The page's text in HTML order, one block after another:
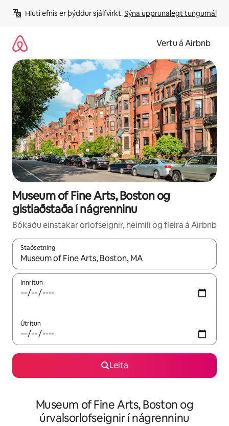
beint
Hluti efnis er þýddur sjálfvirkt. Sýna upprunalegt tungumál
Vertu á Airbnb
Museum of Fine Arts, Boston og
gistiaðstaða í nágrenninu
Bókaðu einstakar orlofseignir, heimili og fleira á Airbnb
Staðsetning
Þegar niðurstöður liggja fyrir skaltu nota upp og niður
Innritun
Útritun
Leita
Museum of Fine Arts, Boston og
úrvalsorlofseignir í nágrenninu